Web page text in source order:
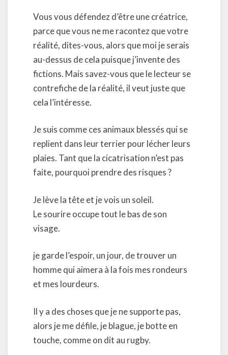
Vous vous défendez d’être une créatrice,
parce que vous ne me racontez que votre
réalité, dites-vous, alors que moi je serais
au-dessus de cela puisque j’invente des
fictions. Mais savez-vous que le lecteur se
contrefiche de la réalité, il veut juste que
cela l’intéresse.
Je suis comme ces animaux blessés qui se
replient dans leur terrier pour lécher leurs
plaies. Tant que la cicatrisation n’est pas
faite, pourquoi prendre des risques ?
Je lève la tête et je vois un soleil.
Le sourire occupe tout le bas de son
visage.
je garde l’espoir, un jour, de trouver un
homme qui aimera à la fois mes rondeurs
et mes lourdeurs.
Il y a des choses que je ne supporte pas,
alors je me défile, je blague, je botte en
touche, comme on dit au rugby.